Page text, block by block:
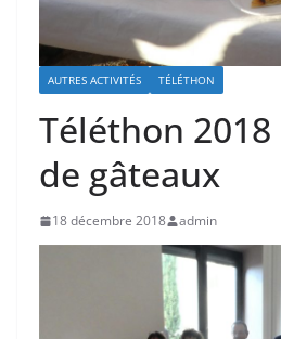
AUTRES ACTIVITÉS TÉLÉTHON
Téléthon 2018
de gâteaux
18 décembre 2018 admin